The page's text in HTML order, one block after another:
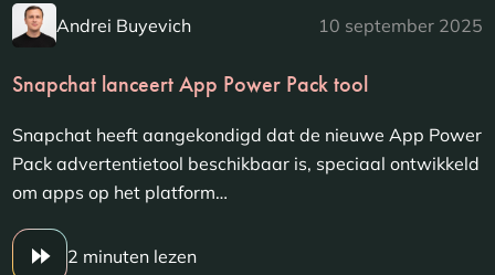
Andrei Buyevich 10 september 2025
Snapchat lanceert App Power Pack tool
Snapchat heeft aangekondigd dat de nieuwe App Power
Pack advertentietool beschikbaar is, speciaal ontwikkeld
om apps op het platform…
2 minuten lezen